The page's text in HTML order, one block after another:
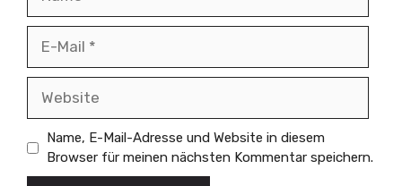
Mail
Name, E-Mail-Adresse und Website in diesem
Browser für meinen nächsten Kommentar speichern.